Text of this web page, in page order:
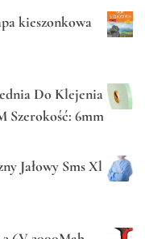
kieszonkowa
Do Klejenia
Szerokość: 6mm
Jałowy Sms Xl